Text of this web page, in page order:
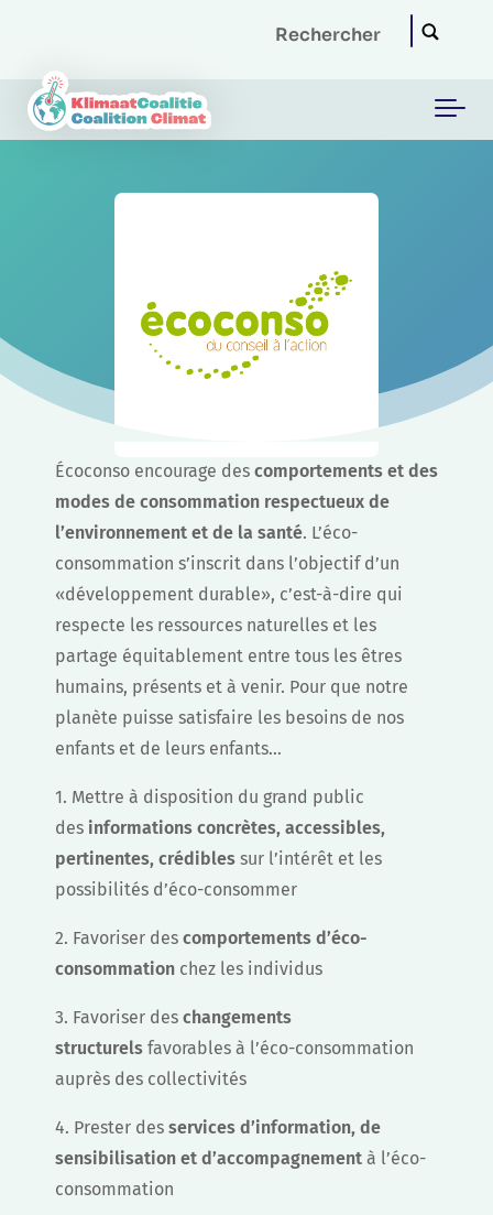
Écoconso encourage des comportements et des
modes de consommation respectueux de
l’environnement et de la santé. L’éco-
consommation s’inscrit dans l’objectif d’un
«développement durable», c’est-à-dire qui
respecte les ressources naturelles et les
partage équitablement entre tous les êtres
humains, présents et à venir. Pour que notre
planète puisse satisfaire les besoins de nos
enfants et de leurs enfants…
1. Mettre à disposition du grand public
des informations concrètes, accessibles,
pertinentes, crédibles sur l’intérêt et les
possibilités d’éco-consommer
2. Favoriser des comportements d’éco-
consommation chez les individus
3. Favoriser des changements
structurels favorables à l’éco-consommation
auprès des collectivités
4. Prester des services d’information, de
sensibilisation et d’accompagnement à l’éco-
consommation